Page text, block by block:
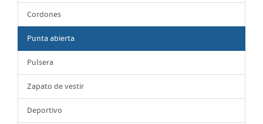
Cordones
Punta abierta
Pulsera
Zapato de vestir
Deportivo